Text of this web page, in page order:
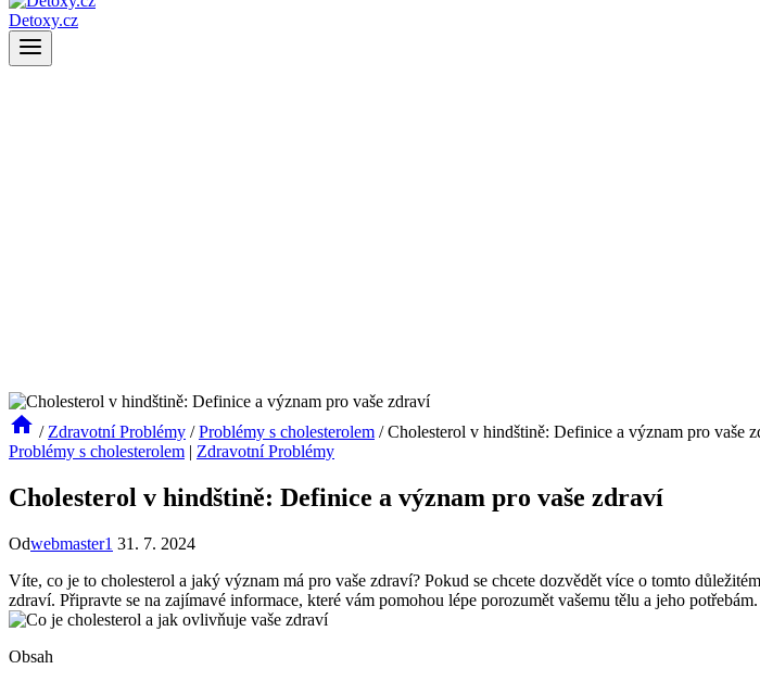
Detoxy.cz
/ Zdravotní Problémy / Problémy s cholesterolem / Cholesterol v hindštině: Definice a význam pro vaše
Problémy s cholesterolem | Zdravotní Problémy
Cholesterol v hindštině: Definice a význam pro vaše zdraví
Odwebmaster1 31. 7. 2024
Víte, co je to cholesterol a jaký význam má pro vaše zdraví? Pokud se chcete dozvědět více o tomto
zdraví. Připravte se na zajímavé informace, které vám pomohou lépe porozumět vašemu tělu a jeho potřebám.
Obsah